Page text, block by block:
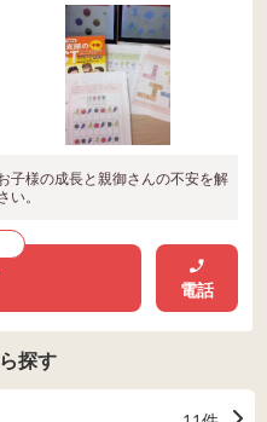
子様の成長と親御さんの不安を解
。
電話
探す